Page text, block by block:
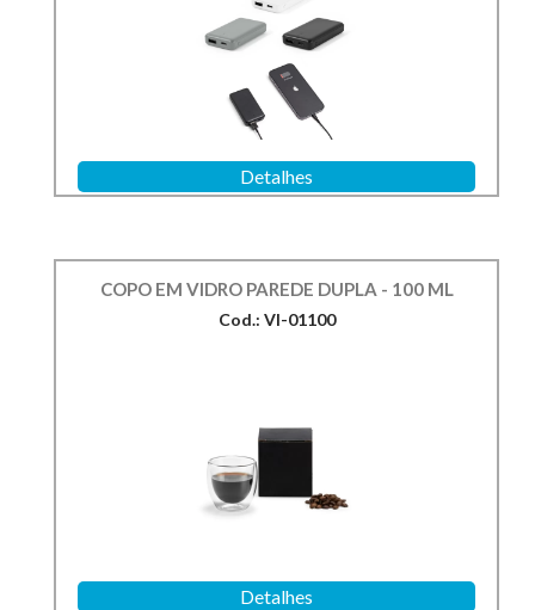
Detalhes
COPO EM VIDRO PAREDE DUPLA - 100 ML
Cod.: VI-01100
Detalhes